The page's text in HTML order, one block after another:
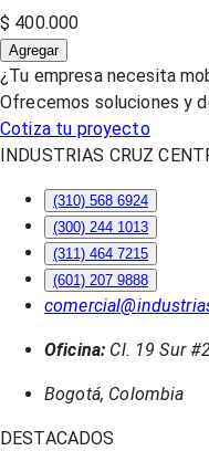
$ 400.000
Agregar
¿Tu empresa necesita
Ofrecemos soluciones y
Cotiza tu proyecto
INDUSTRIAS CRUZ
(310) 568 6924
(300) 244 1013
(311) 464 7215
(601) 207 9888
Oficina: Cl. 19 Sur
Bogotá, Colombia
DESTACADOS